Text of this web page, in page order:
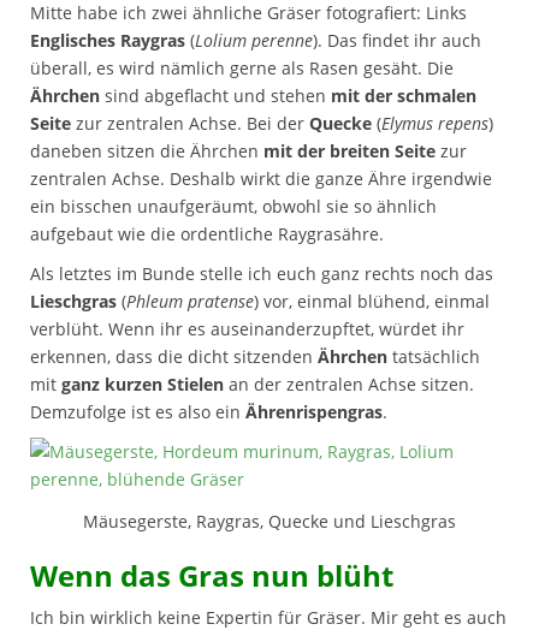
Mitte habe ich zwei ähnliche Gräser fotografiert: Links
Englisches Raygras (Lolium perenne). Das findet ihr auch
überall, es wird nämlich gerne als Rasen gesäht. Die
Ährchen sind abgeflacht und stehen mit der schmalen
Seite zur zentralen Achse. Bei der Quecke (Elymus repens)
daneben sitzen die Ährchen mit der breiten Seite zur
zentralen Achse. Deshalb wirkt die ganze Ähre irgendwie
ein bisschen unaufgeräumt, obwohl sie so ähnlich
aufgebaut wie die ordentliche Raygrasähre.
Als letztes im Bunde stelle ich euch ganz rechts noch das
Lieschgras (Phleum pratense) vor, einmal blühend, einmal
verblüht. Wenn ihr es auseinanderzupftet, würdet ihr
erkennen, dass die dicht sitzenden Ährchen tatsächlich
mit ganz kurzen Stielen an der zentralen Achse sitzen.
Demzufolge ist es also ein Ährenrispengras.
Mäusegerste, Raygras, Quecke und Lieschgras
Wenn das Gras nun blüht
Ich bin wirklich keine Expertin für Gräser. Mir geht es auch